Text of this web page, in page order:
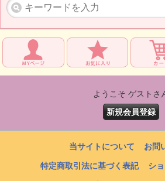
ようこそ ゲストさ
新規会員登録
当サイトについて お問
特定商取引法に基づく表記 シ